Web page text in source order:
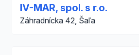
IV-MAR, spol. s r.o.
Záhradnícka 42, Šaľa